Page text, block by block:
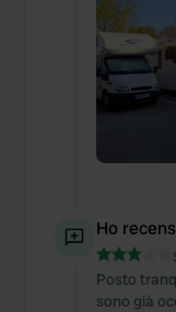
Ho
Posto
sono già